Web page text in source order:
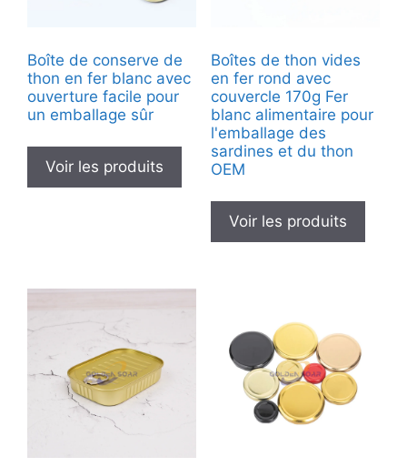
Boîte de conserve de
thon en fer blanc avec
ouverture facile pour
un emballage sûr
Voir les produits
Boîtes de thon vides
en fer rond avec
couvercle 170g Fer
blanc alimentaire pour
l'emballage des
sardines et du thon
OEM
Voir les produits